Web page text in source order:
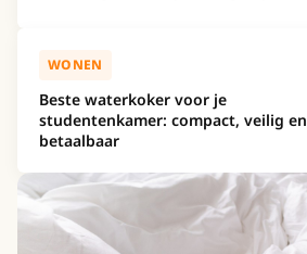
WONEN
Beste waterkoker voor je
studentenkamer: compact, veilig en
betaalbaar